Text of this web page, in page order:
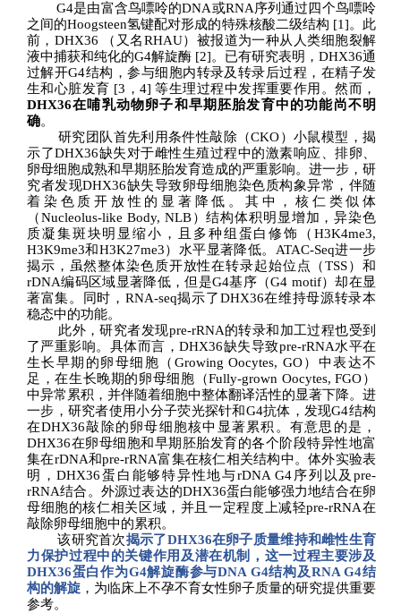
G4是由富含鸟嘌呤的DNA或RNA序列通过四个鸟嘌呤
之间的Hoogsteen氢键配对形成的特殊核酸二级结构 [1]。 此
前， DHX36 （又名RHAU） 被报道为一种从人类细胞裂解
液中捕获和纯化的G4解旋酶 [2]。已有研究表明， DHX36通
过解开G4结构，参与细胞内转录及 转录后过程 ，在精子发
生和心脏发育 [3 ， 4] 等生理过程中发挥重要作用 。然而，
DHX36在哺乳动物卵子和早期胚胎发育中的功能尚不明
确。
研究团队首先利用条件性敲除（CKO）小鼠模型，揭
示了DHX36缺失对于雌性生殖过程中的激素响应、排卵、
卵母细胞成熟和早期胚胎发育造成的严重影响。 进一步，研
究者发现DHX36缺失导致卵母细胞染色质构象异常，伴随
着染色质 开放性 的显著降低。其中，核仁类似体
（Nucleolus-like Body, NLB）结构体积明显增加，异染色
质凝集斑块明显缩小，且多种组蛋白修饰（ H3K4me3,
H3K9me3和H3K27me3）水平显著降低。 ATAC-Seq进一步
揭示，虽然整体染色质开放性在转录起始位点（TSS）和
rDNA编码区域显著降低，但是G4基序（G4 motif）却在显
著富集。同时， RNA-seq揭示了DHX36在维持母源转录本
稳态中的功能。
此外，研究者发现pre-rRNA的转录和加工过程也受到
了严重影响。具体而言，DHX36缺失导致pre-rRNA水平在
生长早期的卵母细胞（ Growing Oocytes, GO）中表达不
足，在生长晚期的卵母细胞（Fully-grown Oocytes, FGO）
中异常累积，并伴随着细胞中整体翻译活性的显著下降。进
一步，研究者使用小分子荧光探针和G4抗体，发现G4结构
在DHX36敲除的卵母细胞核中 显著累积。 有意思的是，
DHX36在卵母细胞和早期胚胎发育的各个阶段特异性地富
集在rDNA和pre-rRNA富集在核仁相关结构中。体外实验表
明，DHX36蛋白 能够特异性地与rDNA G4序列以及pre-
rRNA结合。 外源过表达的DHX36蛋白能够强力地结合在卵
母细胞的核仁相关区域，并且一定程度上减轻pre-rRNA在
敲除卵母细胞中的累积。
该研究首次揭示了DHX36在卵子质量维持和雌性生育
力保护过程中的关键作用及潜在机制 ， 这一过程主要涉及
DHX36蛋白作为G4解旋酶参与DNA G4结构及RNA G4结
构的解旋 ， 为临床上不孕不育女性卵子质量的研究提供重要
参考。